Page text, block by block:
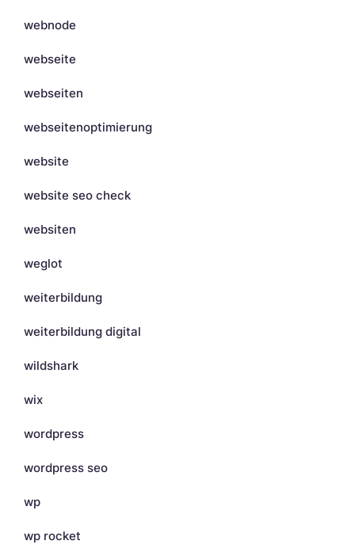
webnode
webseite
webseiten
webseitenoptimierung
website
website seo check
websiten
weglot
weiterbildung
weiterbildung digital
wildshark
wix
wordpress
wordpress seo
wp
wp rocket